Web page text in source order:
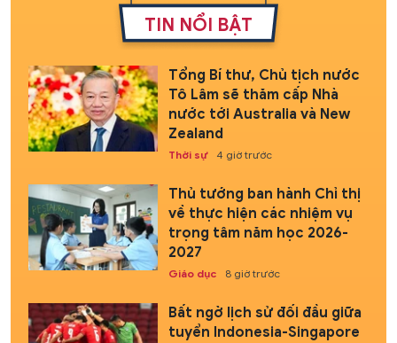
TIN NỔI BẬT
Tổng Bí thư, Chủ tịch nước
Tô Lâm sẽ thăm cấp Nhà
nước tới Australia và New
Zealand
Thời sự 4 giờ trước
Thủ tướng ban hành Chỉ thị
về thực hiện các nhiệm vụ
trọng tâm năm học 2026-
2027
Giáo dục 8 giờ trước
Bất ngờ lịch sử đối đầu giữa
tuyển Indonesia-Singapore